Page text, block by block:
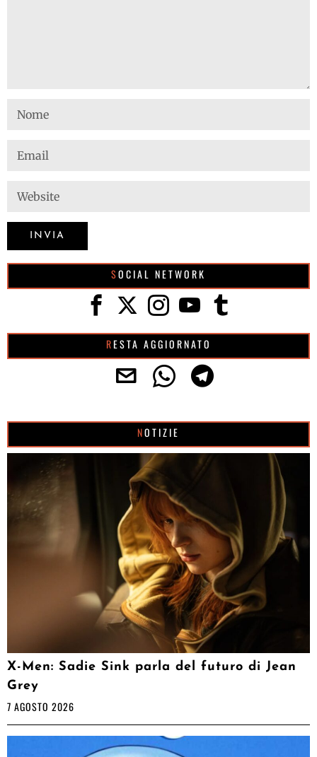
SOCIAL NETWORK
RESTA AGGIORNATO
NOTIZIE
X-Men: Sadie Sink parla del futuro di Jean
Grey
7 AGOSTO 2026